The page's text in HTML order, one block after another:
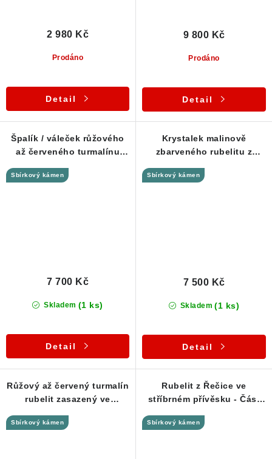
Prodáno
2 980 Kč
Detail
Prodáno
9 800 Kč
Detail
Špalík / váleček růžového
až červeného turmalínu
Sbírkový kámen
Skladem (1 ks)
7 700 Kč
Detail
Krystalek malinově
zbarveného rubelitu z
Sbírkový kámen
Skladem (1 ks)
7 500 Kč
Detail
Růžový až červený turmalín
rubelit zasazený ve
Sbírkový kámen
Rubelit z Řečice ve
stříbrném přívěsku - Část
barvou
Sbírkový kámen